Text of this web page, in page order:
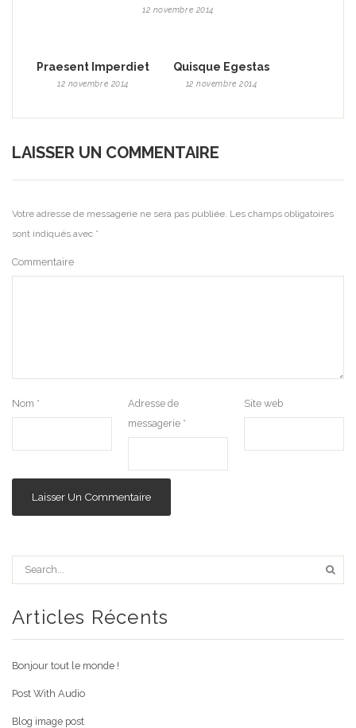
12 novembre 2014
Praesent Imperdiet
12 novembre 2014
Quisque Egestas
12 novembre 2014
LAISSER UN COMMENTAIRE
Votre adresse de messagerie ne sera pas publiée. Les champs obligatoires
sont indiqués avec *
Commentaire
Nom *
Adresse de
messagerie *
Site web
Articles Récents
Bonjour tout le monde !
Post With Audio
Blog image post